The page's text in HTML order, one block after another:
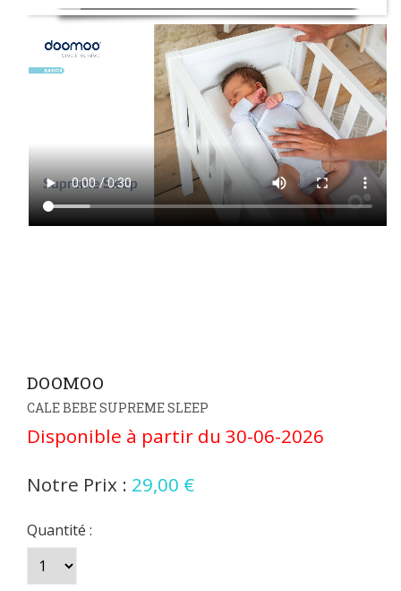
DOOMOO
CALE BEBE SUPREME SLEEP
Disponible à partir du 30-06-2026
Notre Prix : 29,00 €
Quantité :